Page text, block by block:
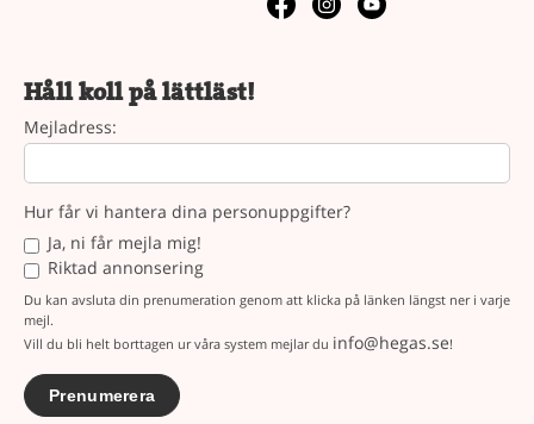
Håll koll på lättläst!
Mejladress:
Hur får vi hantera dina personuppgifter?
Ja, ni får mejla mig!
Riktad annonsering
Du kan avsluta din prenumeration genom att klicka på länken längst ner i varje
mejl.
Vill du bli helt borttagen ur våra system mejlar du info@hegas.se!